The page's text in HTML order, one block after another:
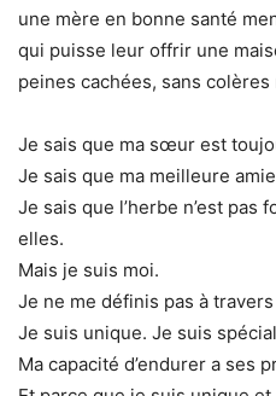
une mère en bonne santé
qui puisse leur offrir une
peines cachées, sans colères
Je sais que ma sœur est
Je sais que ma meilleure
Je sais que l’herbe n’est
elles.
Mais je suis moi.
Je ne me définis pas à
Je suis unique. Je suis
Ma capacité d’endurer a ses